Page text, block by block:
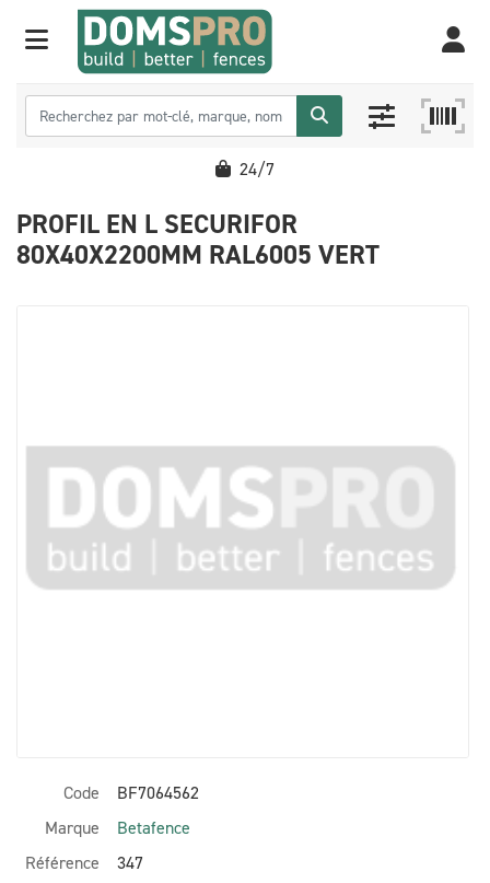
24/7
PROFIL EN L SECURIFOR
80X40X2200MM RAL6005 VERT
Code
BF7064562
Marque
Betafence
Référence
347